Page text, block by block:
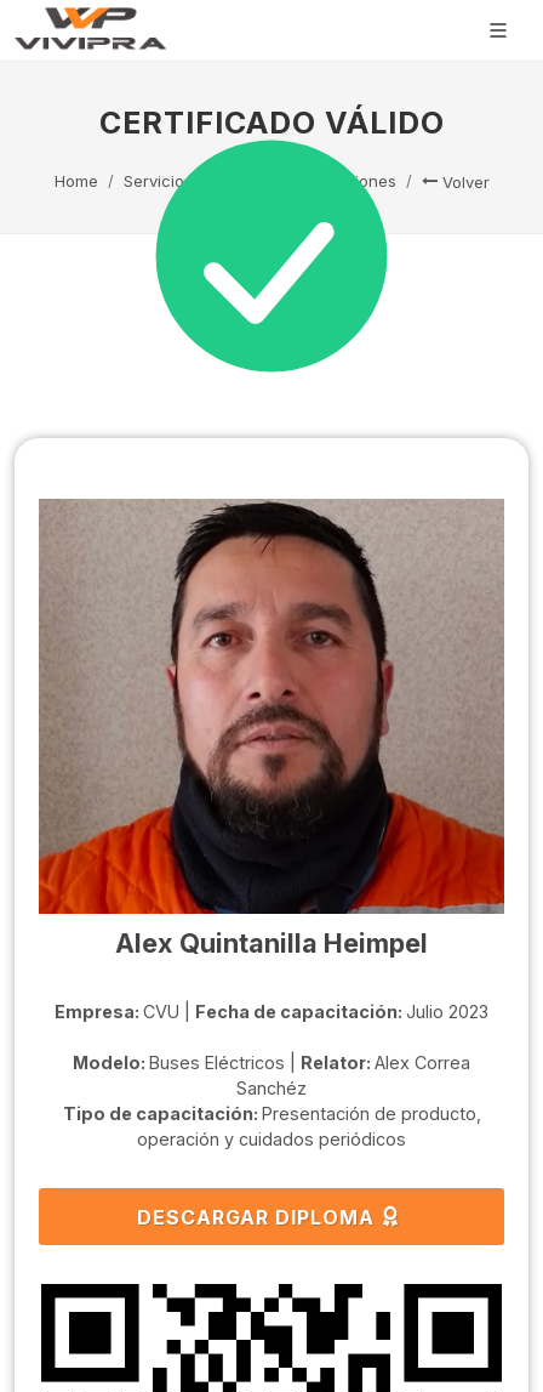
CERTIFICADO VÁLIDO
Home Servicio Técnico Capacitaciones Volver
Alex Quintanilla Heimpel
Empresa: CVU | Fecha de capacitación: Julio 2023
Modelo: Buses Eléctricos | Relator: Alex Correa
Sanchéz
Tipo de capacitación: Presentación de producto,
operación y cuidados periódicos
DESCARGAR DIPLOMA